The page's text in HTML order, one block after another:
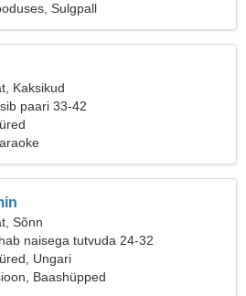
Sulgpall
Kaksikud
paari 33-42
Sõnn
naisega tutvuda 24-32
Ungari
Baashüpped